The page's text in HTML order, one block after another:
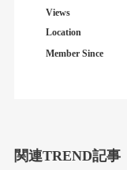
Views
Location
Member Since
関連TREND記事